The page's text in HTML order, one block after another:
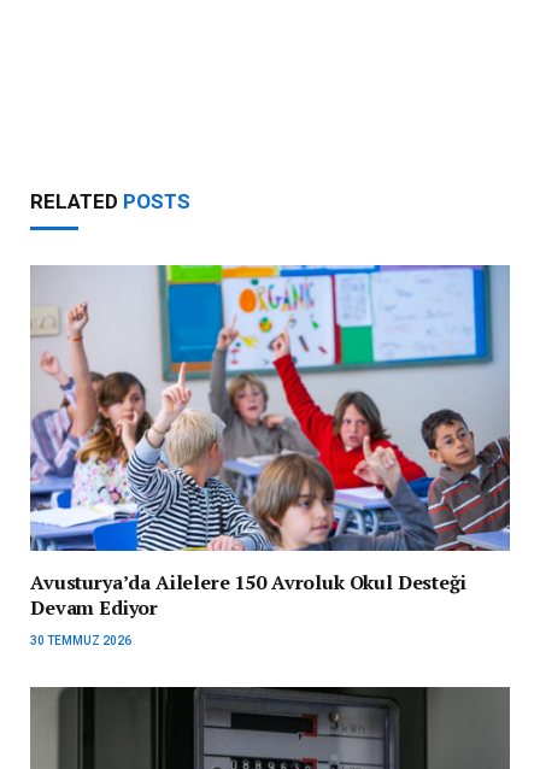
RELATED POSTS
Avusturya’da Ailelere 150 Avroluk Okul Desteği
Devam Ediyor
30 TEMMUZ 2026